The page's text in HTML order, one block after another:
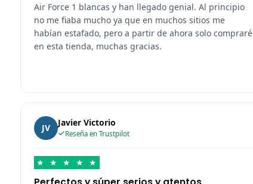
Air Force 1 blancas y han llegado genial. Al principio
no me fiaba mucho ya que en muchos sitios me
habían estafado, pero a partir de ahora solo compraré
en esta tienda, muchas gracias.
JV Javier Victorio
Reseña en Trustpilot
★ ★ ★ ★ ★